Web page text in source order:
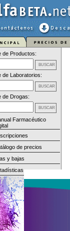
de Productos:
de Laboratorios:
de Drogas:
Farmacéutico
de precios
y bajas